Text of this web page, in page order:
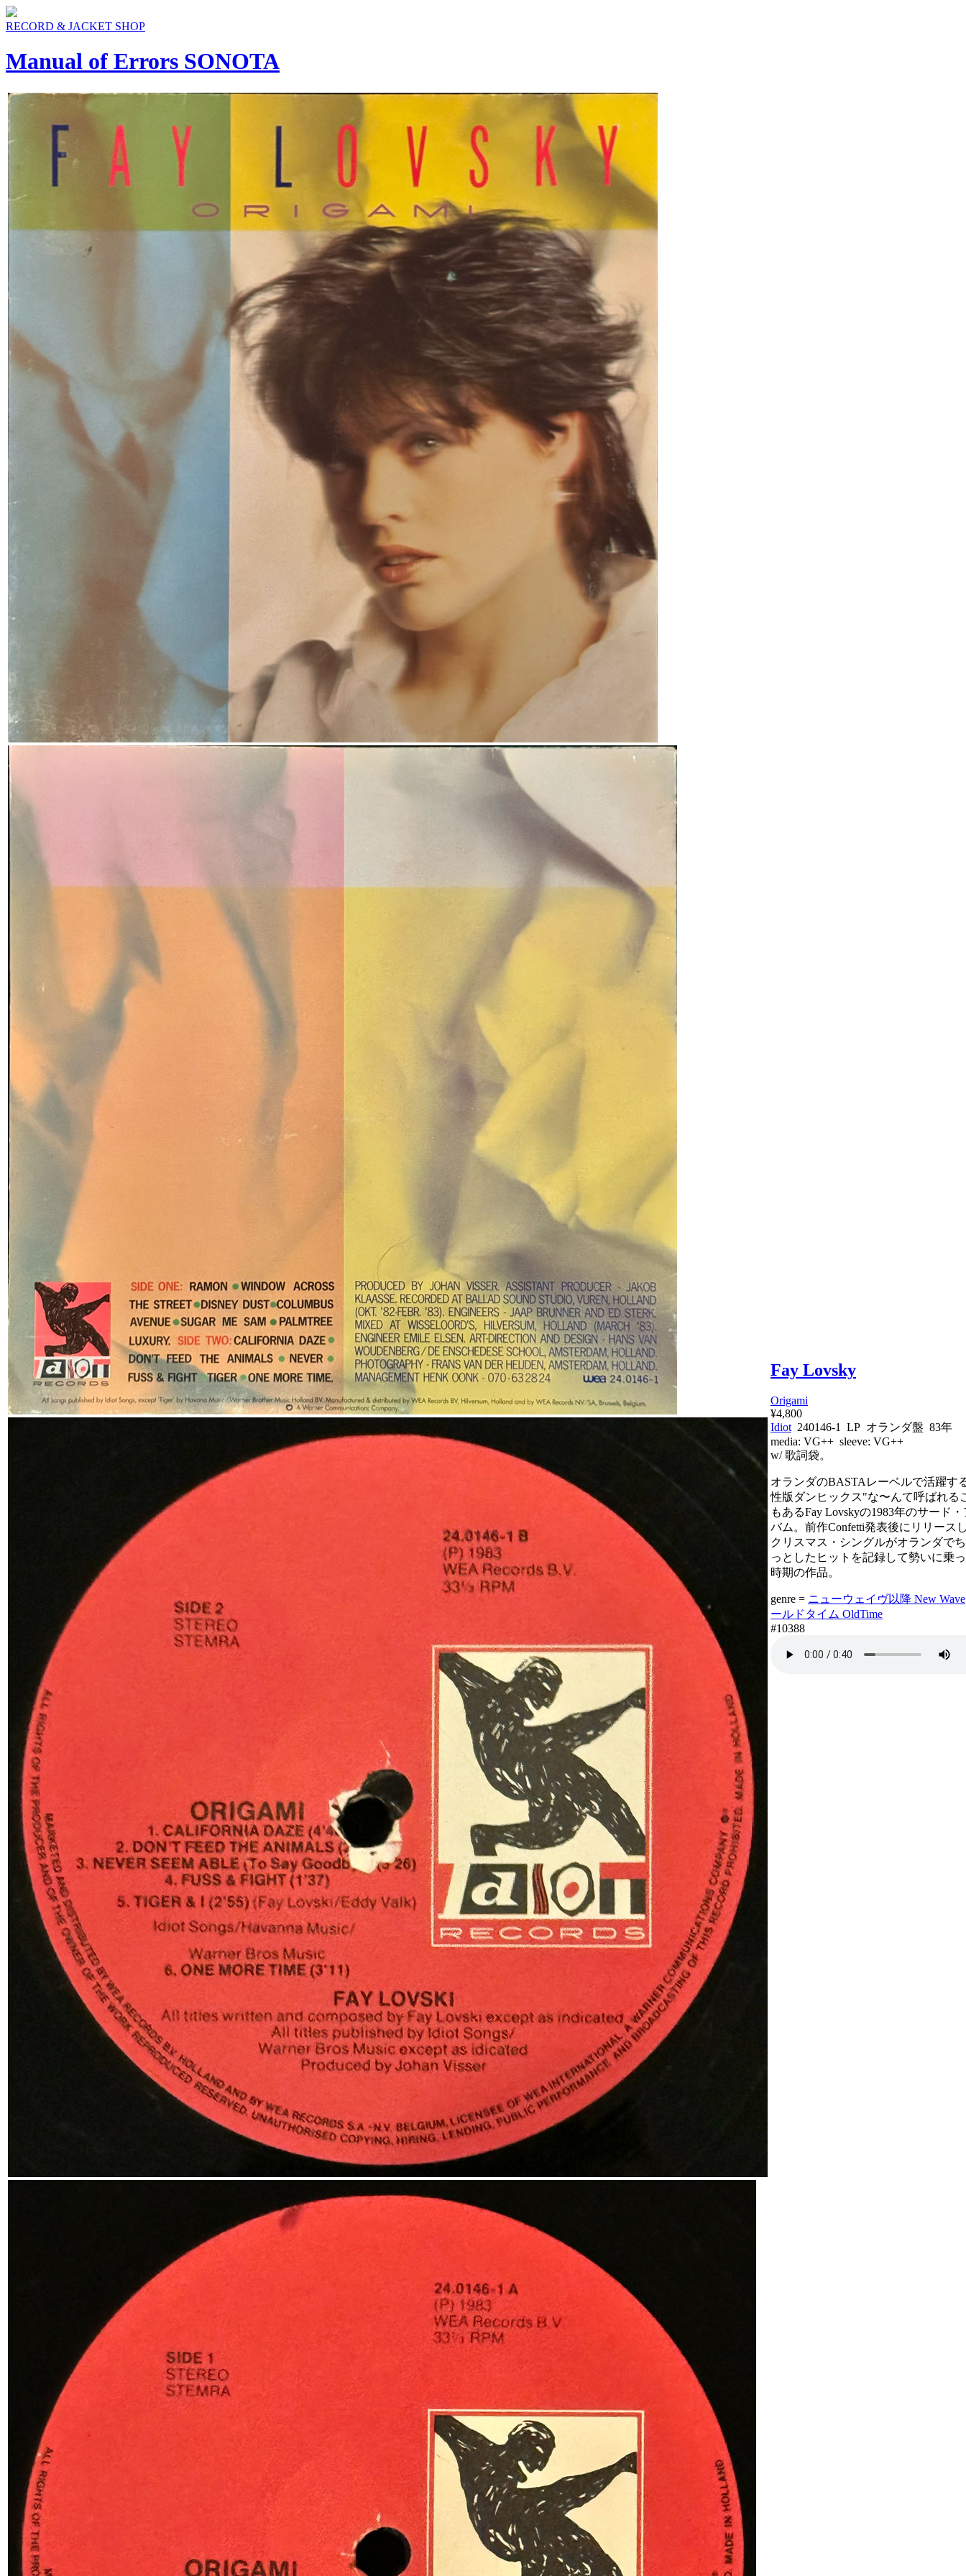
RECORD & JACKET SHOP
Manual of Errors SONOTA
Fay Lovsky
Origami
¥4,800
Idiot 240146-1 LP オランダ盤 83年
media: VG++ sleeve: VG++
w/ 歌詞袋。
オランダのBASTAレーベルで活躍す
性版ダンヒックス"な〜んて呼ばれる
もあるFay Lovskyの1983年のサード
バム。前作Confetti発表後にリリース
クリスマス・シングルがオランダで
っとしたヒットを記録して勢いに乗
時期の作品。
genre = ニューウェイヴ以降 New Wave
ールドタイム OldTime
#10388